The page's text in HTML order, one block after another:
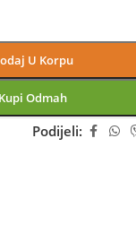
U Korpu
Kupi Odmah
Podijeli: